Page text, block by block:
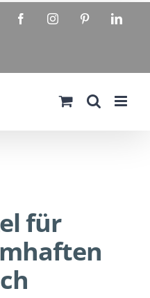
FacebookInstagramPinterest
für